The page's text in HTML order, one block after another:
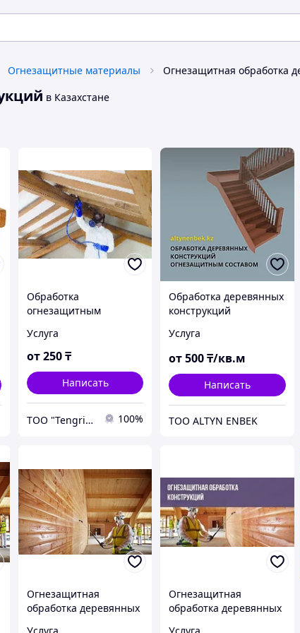
Огнезащитные материалы
в Казахстане
Обработка
огнезащитным
конструкций.
Услуга
от250₸
Написать
ТОО "Tengri Service Group" 100%
Обработка деревянных
конструкций
составом
Услуга
от500₸/кв.м
Написать
ТОО ALTYN ENBEK
Огнезащитная
обработка деревянных
Огнезащитная
обработка деревянных